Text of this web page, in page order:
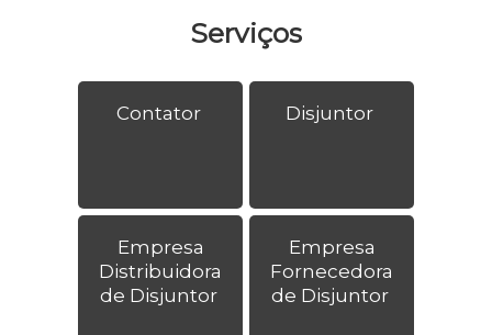
Serviços
Contator Disjuntor
Empresa
Distribuidora
de Disjuntor
Empresa
Fornecedora
de Disjuntor